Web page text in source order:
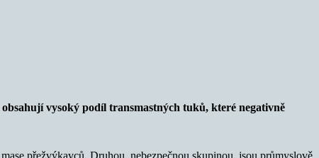
vysoký podíl transmastných tuků, které negativně
přežvýkavců. Druhou, nebezpečnou skupinou, jsou průmyslově